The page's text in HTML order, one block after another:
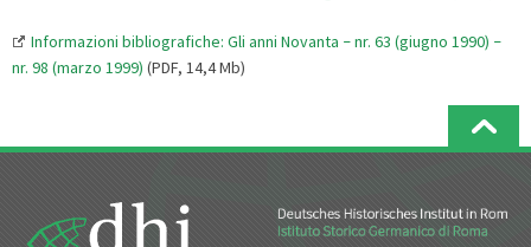
Informazioni bibliografiche: Gli anni Novanta – nr. 63 (giugno 1990) –
nr. 98 (marzo 1999) (PDF, 14,4 Mb)